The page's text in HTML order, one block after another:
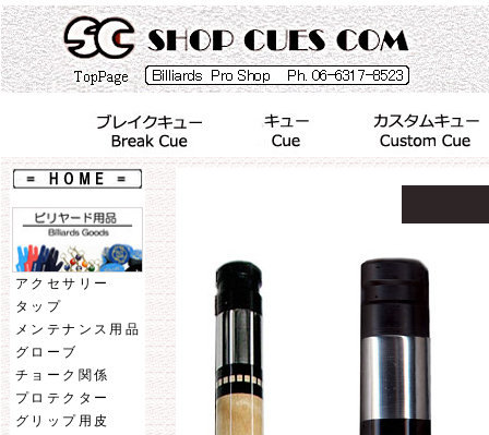
アクセサリー
タップ
メンテナンス用品
グローブ
チョーク関係
プロテクター
グリップ用皮